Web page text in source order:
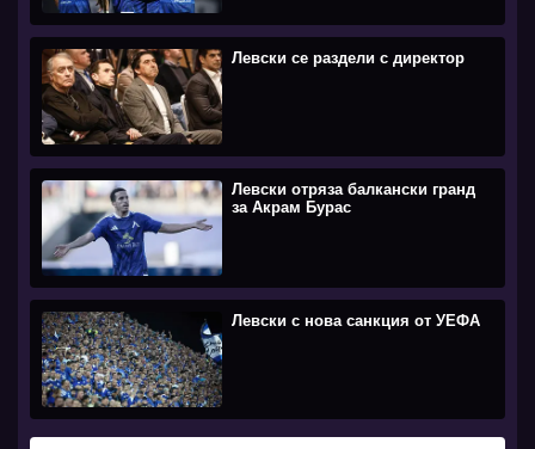
Левски се раздели с директор
Левски отряза балкански гранд
за Акрам Бурас
Левски с нова санкция от УЕФА